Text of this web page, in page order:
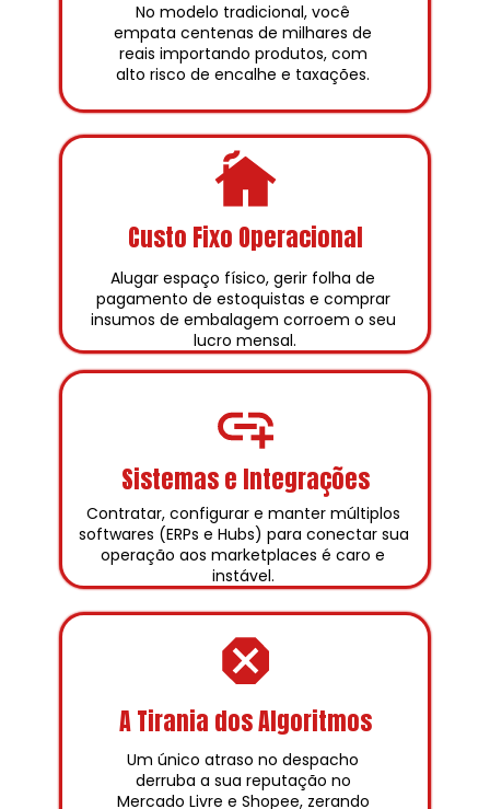
Custo Fixo Operacional
Sistemas e Integrações
A Tirania dos Algoritmos
No modelo tradicional, você
empata centenas de milhares de
reais importando produtos, com
alto risco de encalhe e taxações.
Alugar espaço físico, gerir folha de
pagamento de estoquistas e comprar
insumos de embalagem corroem o seu
lucro mensal.
Contratar, configurar e manter múltiplos
softwares (ERPs e Hubs) para conectar sua
operação aos marketplaces é caro e
instável.
Um único atraso no despacho
derruba a sua reputação no
Mercado Livre e Shopee, zerando